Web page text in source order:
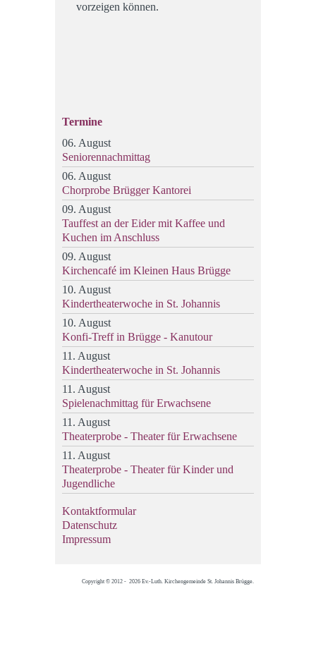
vorzeigen können.
Termine
06. August
Seniorennachmittag
06. August
Chorprobe Brügger Kantorei
09. August
Tauffest an der Eider mit Kaffee und
Kuchen im Anschluss
09. August
Kirchencafé im Kleinen Haus Brügge
10. August
Kindertheaterwoche in St. Johannis
10. August
Konfi-Treff in Brügge - Kanutour
11. August
Kindertheaterwoche in St. Johannis
11. August
Spielenachmittag für Erwachsene
11. August
Theaterprobe - Theater für Erwachsene
11. August
Theaterprobe - Theater für Kinder und
Jugendliche
Kontaktformular
Datenschutz
Impressum
Copyright © 2012 - 2026 Ev.-Luth. Kirchengemeinde St. Johannis Brügge.